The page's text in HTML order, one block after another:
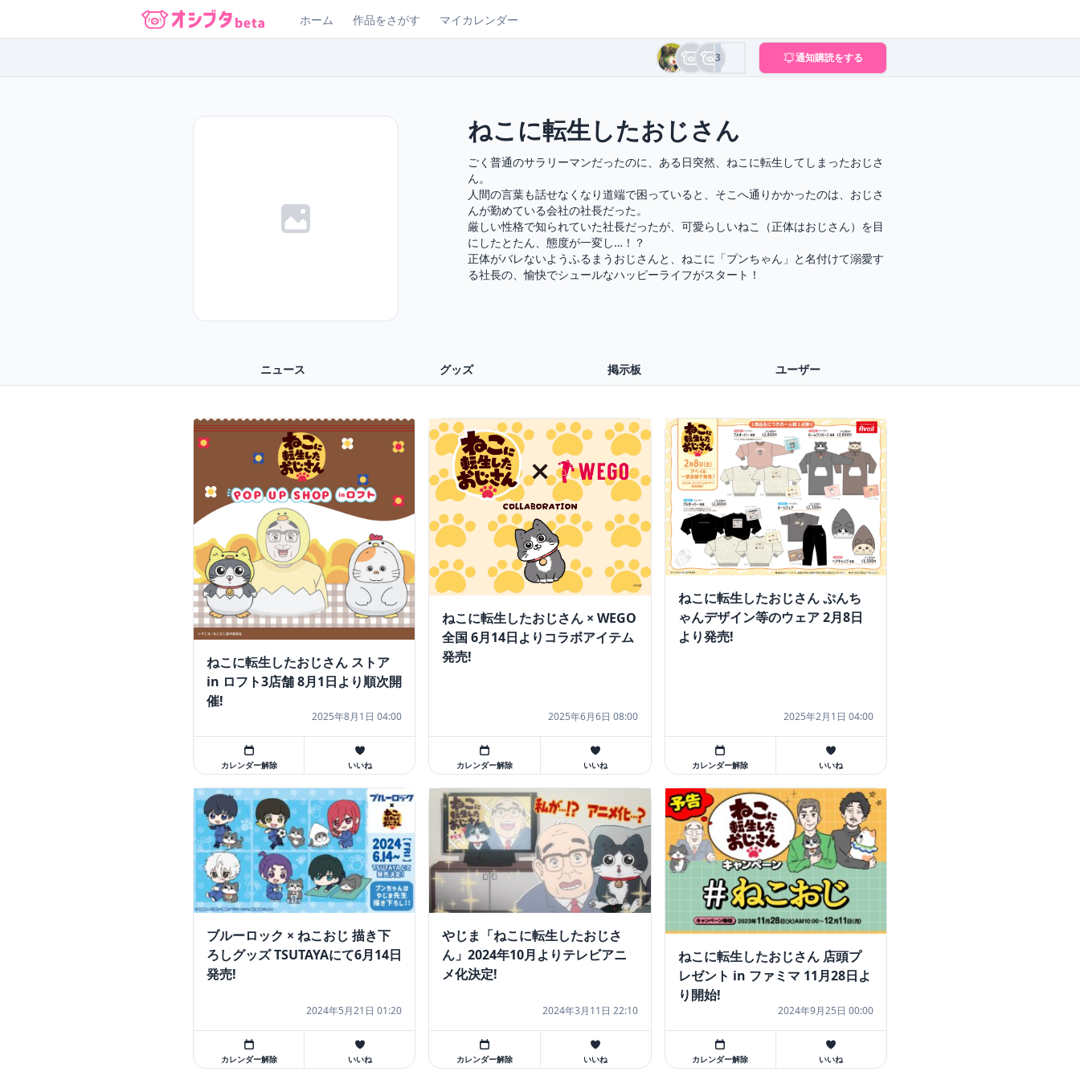
オシブタ Oshibuta
ホーム 作品をさがす マイカレンダー
3 通知購読をする
ねこに転生したおじさん
ごく普通のサラリーマンだったのに、ある日突然、ねこに転生してしまったおじさ
ん。
人間の言葉も話せなくなり道端で困っていると、そこへ通りかかったのは、おじさ
んが勤めている会社の社長だった。
厳しい性格で知られていた社長だったが、可愛らしいねこ（正体はおじさん）を目
にしたとたん、態度が一変し…！？
正体がバレないようふるまうおじさんと、ねこに「プンちゃん」と名付けて溺愛す
る社長の、愉快でシュールなハッピーライフがスタート！
ニュース グッズ 掲示板 ユーザー
ねこに転生したおじさん ストア
in ロフト3店舗 8月1日より順次開
催!
2025年8月1日 04:00
カレンダー解除 いいね
ねこに転生したおじさん × WEGO
全国 6月14日よりコラボアイテム
発売!
2025年6月6日 08:00
カレンダー解除 いいね
ねこに転生したおじさん ぷんち
ゃんデザイン等のウェア 2月8日
より発売!
2025年2月1日 04:00
カレンダー解除 いいね
ブルーロック × ねこおじ 描き下
ろしグッズ TSUTAYAにて6月14日
発売!
2024年5月21日 01:20
カレンダー解除 いいね
やじま「ねこに転生したおじさ
ん」2024年10月よりテレビアニ
メ化決定!
2024年3月11日 22:10
カレンダー解除 いいね
ねこに転生したおじさん 店頭プ
レゼント in ファミマ 11月28日よ
り開始!
2024年9月25日 00:00
カレンダー解除 いいね